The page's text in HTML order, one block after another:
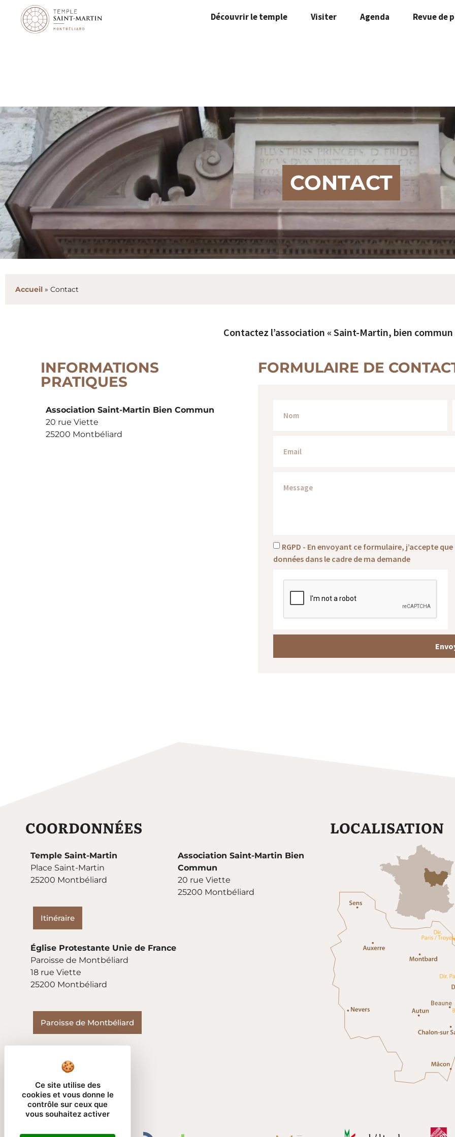
Découvrir le temple Visiter Agenda Revue de
CONTACT
Accueil » Contact
Contactez l’association « Saint-Martin, bien commun
INFORMATIONS
PRATIQUES
Association Saint-Martin Bien Commun
20 rue Viette
25200 Montbéliard
FORMULAIRE DE
RGPD - En envoyant ce formulaire, j’accepte
données dans le cadre de ma demande
COORDONNÉES
Temple Saint-Martin
Place Saint-Martin
25200 Montbéliard
Itinéraire
Association Saint-Martin Bien
Commun
20 rue Viette
25200 Montbéliard
Église Protestante Unie de France
Paroisse de Montbéliard
18 rue Viette
25200 Montbéliard
Paroisse de Montbéliard
LOCALISATION
Panneau de gestion des cookies
Ce site utilise des
cookies et vous donne le
contrôle sur ceux que
vous souhaitez activer